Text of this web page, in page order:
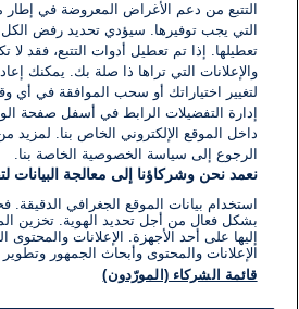
وقت
القراءة:
1}
دقيقة.
04 يونيو 2021
التتبع من دعم الأغراض المعروضة في إطار
التي يجب توفيرها. سيؤدي تحديد رفض
تعطيلها. إذا تم تعطيل أدوات التتبع، فقد
والإعلانات التي تراها ذا صلة بك. يمكنك
لتغيير اختياراتك أو سحب الموافقة في
إدارة التفضيلات الرابط في أسفل صفحة
داخل الموقع الإلكتروني الخاص بنا. لمزيد
الرجوع إلى سياسة الخصوصية الخاصة بنا.
نعمد نحن وشركاؤنا إلى معالجة البيانات
استخدام بيانات الموقع الجغرافي
بشكل فعال من أجل تحديد الهوية. تخزين
إليها على أحد الأجهزة. الإعلانات
الإعلانات والمحتوى وأبحاث الجمهور
قائمة الشركاء (المورّدون)